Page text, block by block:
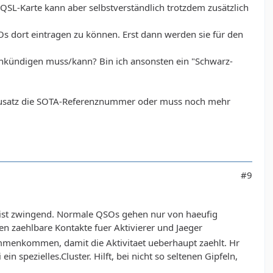
Karte kann aber selbstverständlich trotzdem zusätzlich
dort eintragen zu können. Erst dann werden sie für den
muss/kann? Bin ich ansonsten ein "Schwarz-
die SOTA-Referenznummer oder muss noch mehr
#9
zwingend. Normale QSOs gehen nur von haeufig
zaehlbare Kontakte fuer Aktivierer und Jaeger
damit die Aktivitaet ueberhaupt zaehlt. Hr
spezielles.Cluster. Hilft, bei nicht so seltenen Gipfeln,